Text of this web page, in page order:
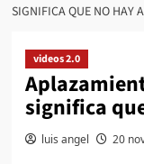
SIGNIFICA QUE NO HAY
videos 2.0
significa
luis angel 20